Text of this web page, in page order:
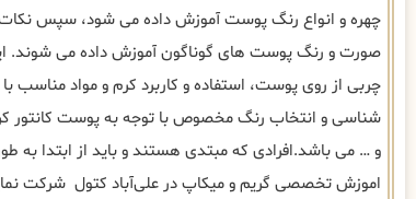
چهره و انواع رنگ پوست آموزش داده می شود، سپس نکات
صورت و رنگ پوست های گوناگون آموزش داده می شوند.
چربی از روی پوست، استفاده و کاربرد کرم و مواد
شناسی و انتخاب رنگ مخصوص با توجه به پوست کانتور
و … می باشد.افرادی که مبتدی هستند و باید از ابتدا به
اموزش تخصصی گریم و میکاپ در علی‌آباد کتول شرکت